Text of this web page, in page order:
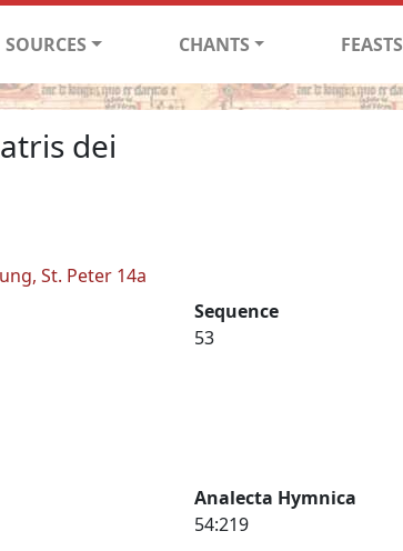
SOURCES CHANTS FEASTS
dei
St. Peter 14a
Sequence
53
Analecta Hymnica
54:219